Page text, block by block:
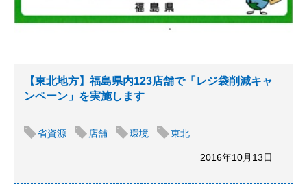
【東北地方】福島県内123店舗で「レジ袋削減キャ
ンペーン」を実施します
省資源 店舗 環境 東北
2016年10月13日